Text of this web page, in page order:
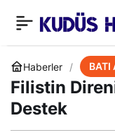
Haberler BATI
Filistin
Destek
100 Günlük Açlık